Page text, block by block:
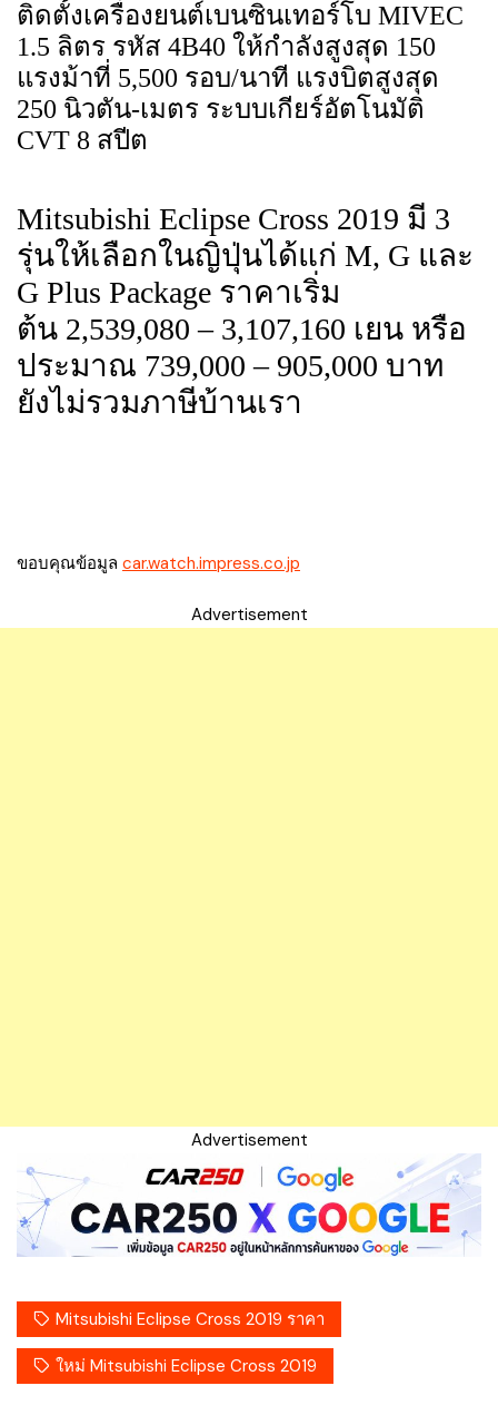
ติดตั้งเครื่องยนต์เบนซินเทอร์โบ MIVEC
1.5 ลิตร รหัส 4B40 ให้กำลังสูงสุด 150
แรงม้าที่ 5,500 รอบ/นาที แรงบิตสูงสุด
250 นิวตัน-เมตร ระบบเกียร์อัตโนมัติ
CVT 8 สปีต
Mitsubishi Eclipse Cross 2019 มี 3
รุ่นให้เลือกในญิปุ่นได้แก่ M, G และ
G Plus Package ราคาเริ่ม
ต้น 2,539,080 – 3,107,160 เยน หรือ
ประมาณ 739,000 – 905,000 บาท
ยังไม่รวมภาษีบ้านเรา
ขอบคุณข้อมูล car.watch.impress.co.jp
Advertisement
Advertisement
Mitsubishi Eclipse Cross 2019 ราคา
ใหม่ Mitsubishi Eclipse Cross 2019